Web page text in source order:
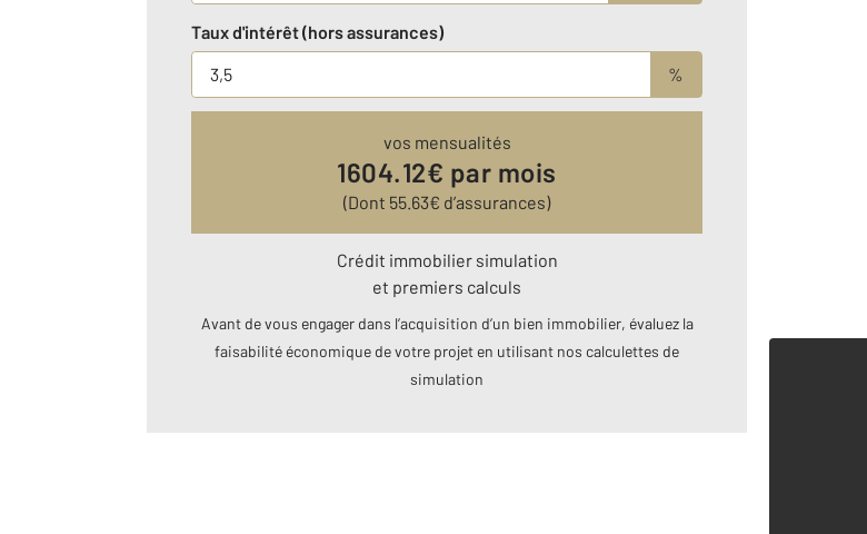
Taux d'intérêt (hors assurances)
%
vos mensualités
1604.12€ par mois
(Dont 55.63€ d’assurances)
Crédit immobilier simulation
et premiers calculs
Avant de vous engager dans l’acquisition d’un bien immobilier, évaluez la
faisabilité économique de votre projet en utilisant nos calculettes de
simulation